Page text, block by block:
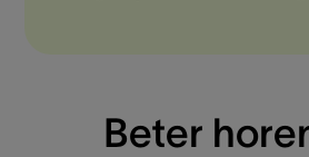
Beter